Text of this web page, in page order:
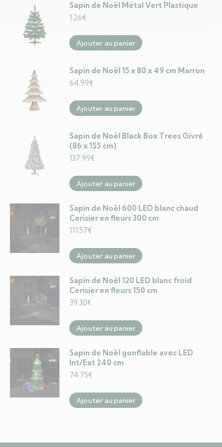
Sapin de Noël Métal Vert Plastique
1.26€
Ajouter au panier
Sapin de Noël 15 x 80 x 49 cm Marron
64.99€
Ajouter au panier
Sapin de Noël Black Box Trees Givré
(86 x 155 cm)
137.99€
Ajouter au panier
Sapin de Noël 600 LED blanc chaud
Cerisier en fleurs 300 cm
111.57€
Ajouter au panier
Sapin de Noël 120 LED blanc froid
Cerisier en fleurs 150 cm
39.30€
Ajouter au panier
Sapin de Noël gonflable avec LED
Int/Ext 240 cm
74.75€
Ajouter au panier